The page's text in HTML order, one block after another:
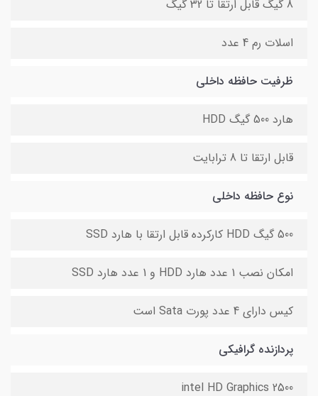
8 گیگ قابل ارتقا تا 32 گیگ
اسلات رم 4 عدد
ظرفیت حافظه داخلی
هارد 500 گیگ HDD
قابل ارتقا تا 8 ترابایت
نوع حافظه داخلی
500 گیگ HDD کارکرده قابل ارتقا با هارد SSD
امکان نصب 1 عدد هارد HDD و 1 عدد هارد SSD
کیس دارای 4 عدد پورت Sata است
پردازنده گرافیکی
intel HD Graphics 2500